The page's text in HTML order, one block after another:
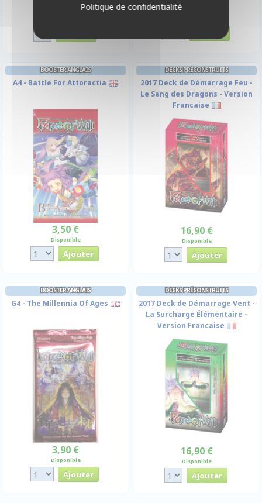
119,00 €
BOOSTER ANGLAIS
A4 - Battle For Attoractia
3,50 €
Disponible
DECKS PRÉCONSTRUITS
2017 Deck de Démarrage Feu -
Le Sang des Dragons - Version
Francaise
16,90 €
Disponible
BOOSTER ANGLAIS
G4 - The Millennia Of Ages
3,90 €
Disponible
DECKS PRÉCONSTRUITS
2017 Deck de Démarrage Vent -
La Surcharge Élémentaire -
Version Francaise
16,90 €
Disponible
Politique de confidentialité